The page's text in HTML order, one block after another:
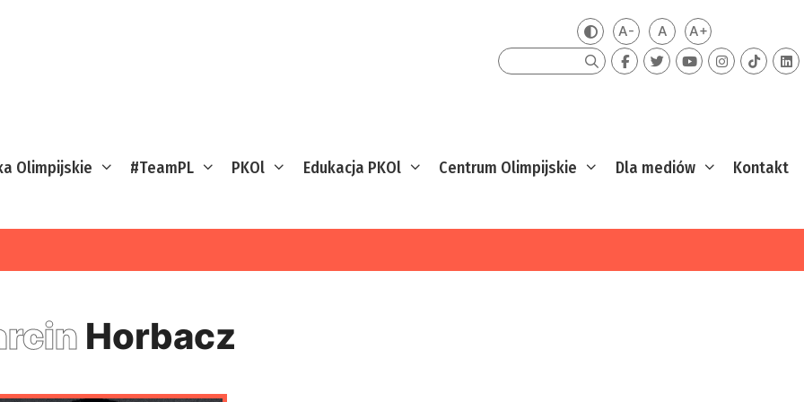
Zmień kontrast
A-Mniejsza czcionka
ADomyślna czcionka
A+Większa
Szukaj
Olimpijskie #TeamPL PKOl Edukacja PKOl Centrum Olimpijskie Dla mediów Kontakt
Horbacz